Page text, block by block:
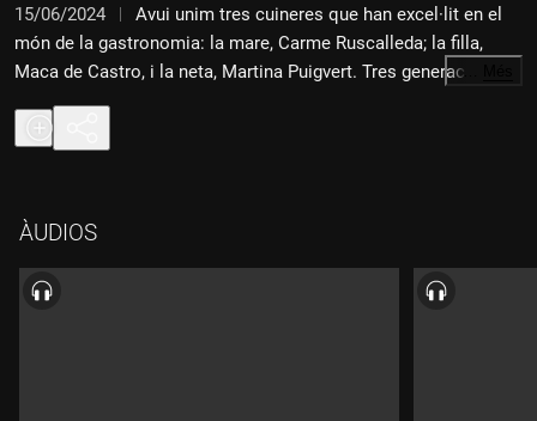
15/06/2024
Avui unim tres cuineres que han excel·lit en el
món de la gastronomia: la mare, Carme Ruscalleda; la filla,
Maca de Castro, i la neta, Martina Puigvert. Tres generacions
que comparteixen els sacrificis implícits de la seva feina, la
inspiració per fer un nou plat i la seva capacitat de superació.
…
ÀUDIOS